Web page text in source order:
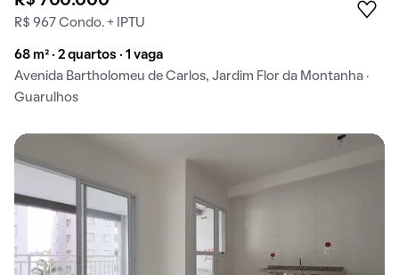
R$ 967 Condo. + IPTU
68 m² · 2 quartos · 1 vaga
Avenida Bartholomeu de Carlos, Jardim Flor da Montanha ·
Guarulhos